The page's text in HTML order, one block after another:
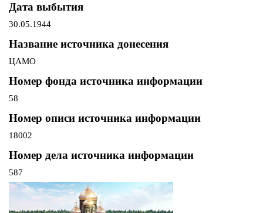
Дата выбытия
30.05.1944
Название источника донесения
ЦАМО
Номер фонда источника информации
58
Номер описи источника информации
18002
Номер дела источника информации
587